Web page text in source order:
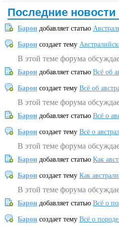
Последние новости
Барон добавляет статью
Барон создает тему
В этой теме форума
Барон добавляет статью Всё об
Барон создает тему Всё об
В этой теме форума
Барон добавляет статью Всё о
Барон создает тему Всё о
В этой теме форума
Барон добавляет статью Как
Барон создает тему Как
В этой теме форума
Барон добавляет статью Всё о
Барон создает тему Всё о породе